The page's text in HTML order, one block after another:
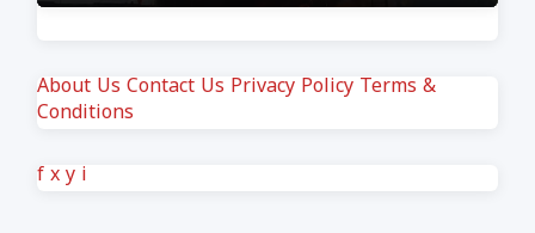
About Us Contact Us Privacy Policy Terms &
Conditions
f x y i